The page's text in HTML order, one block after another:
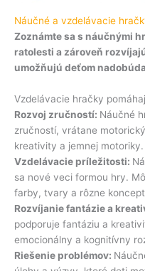
Náučné a vzdelávacie
Zoznámte sa s náučnými
ratolesti a zároveň
umožňujú deťom
Vzdelávacie hračky
Rozvoj zručností: Náučné
zručností, vrátane
kreativity a jemnej motoriky.
Vzdelávacie príležitosti:
sa nové veci formou hry.
farby, tvary a rôzne
Rozvíjanie fantázie a
podporuje fantáziu a
emocionálny a kognitívny
Riešenie problémov: